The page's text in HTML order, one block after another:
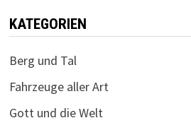
KATEGORIEN
Berg und Tal
Fahrzeuge aller Art
Gott und die Welt